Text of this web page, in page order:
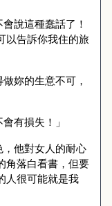
說這種蠢話了！
以告訴你我住的旅
妳的生意不可，
有損失！」
他對女人的耐心
角落白看書，但要
人很可能就是我